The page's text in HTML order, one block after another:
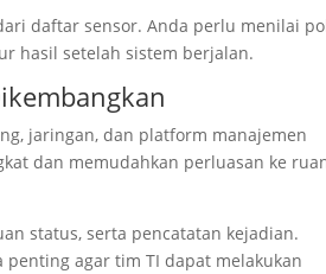
daftar sensor. Anda perlu menilai
hasil setelah sistem berjalan.
jaringan, dan platform manajemen
dan memudahkan perluasan ke
status, serta pencatatan kejadian.
agar tim TI dapat melakukan